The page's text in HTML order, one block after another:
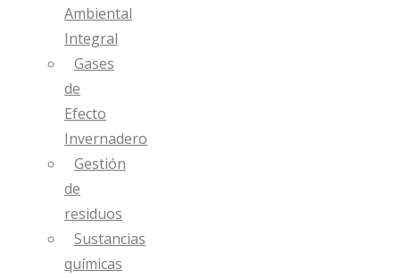
Ambiental
Integral
Gases
de
Efecto
Invernadero
Gestión
de
residuos
Sustancias
químicas